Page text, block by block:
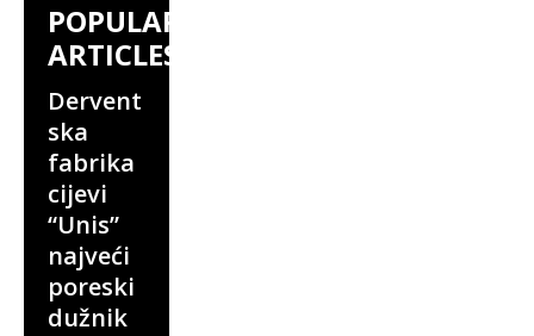
POPULAR
ARTICLES
Dervent
ska
fabrika
cijevi
“Unis”
najveći
poreski
dužnik